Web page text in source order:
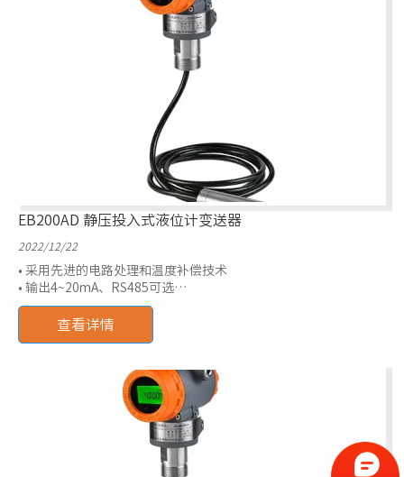
EB200AD 静压投入式液位计变送器
2022/12/22
• 采用先进的电路处理和温度补偿技术
• 输出4~20mA、RS485可选
• 抗干扰能力强、稳定性高
• 探头IP68防护等级
• 测量范围：0~1mH2O~100mH2O
查看详情